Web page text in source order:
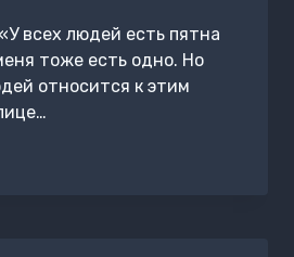
всех людей есть пятна
тоже есть одно. Но
относится к этим